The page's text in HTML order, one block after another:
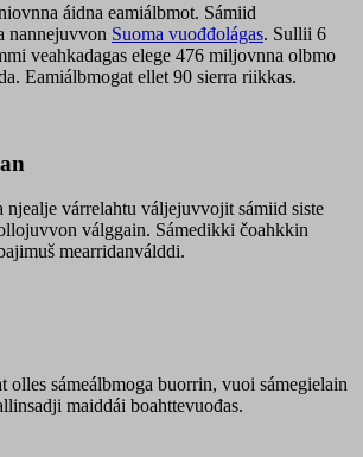
áidna eamiálbmot. Sámiid
nannejuvvon Suoma vuođđolágas. Sullii 6
veahkadagas elege 476 miljovnna olbmo
Eamiálbmogat ellet 90 sierra riikkas.
njealje várrelahtu váljejuvvojit sámiid siste
válggain. Sámedikki čoahkkin
mearridanválddi.
olles sámeálbmoga buorrin, vuoi sámegielain
maiddái boahttevuođas.